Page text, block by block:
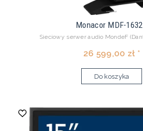
Monacor MDF-
Sieciowy serwer audio MondeF
26 599,00 zł *
Do koszyka